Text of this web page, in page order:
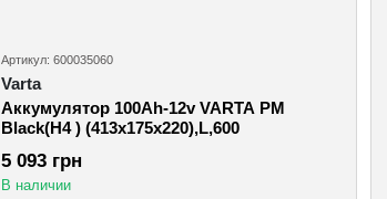
Артикул: 600035060
Varta
Аккумулятор 100Ah-12v VARTA PM
Black(H4 ) (413x175x220),L,600
5 093 грн
В наличии